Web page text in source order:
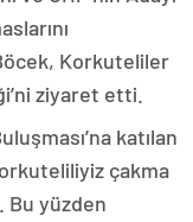
Korkuteliler
ziyaret etti.
katılan
çakma
Bu yüzden